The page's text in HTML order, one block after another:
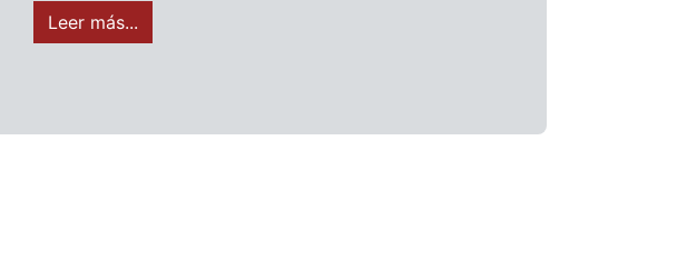
Leer más...